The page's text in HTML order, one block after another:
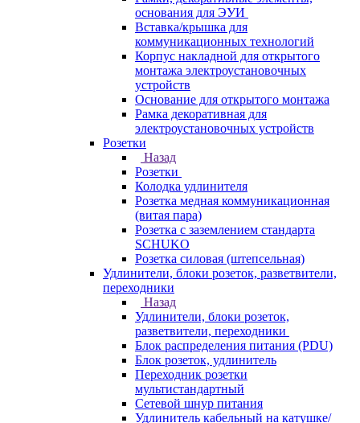
основания для ЭУИ
Вставка/крышка для
коммуникационных технологий
Корпус накладной для открытого
монтажа электроустановочных
устройств
Основание для открытого монтажа
Рамка декоративная для
электроустановочных устройств
Розетки
Назад
Розетки
Колодка удлинителя
Розетка медная коммуникационная
(витая пара)
Розетка с заземлением стандарта
SCHUKO
Розетка силовая (штепсельная)
Удлинители, блоки розеток, разветвители,
переходники
Назад
Удлинители, блоки розеток,
разветвители, переходники
Блок распределения питания (PDU)
Блок розеток, удлинитель
Переходник розетки
мультистандартный
Сетевой шнур питания
Удлинитель кабельный на катушке/